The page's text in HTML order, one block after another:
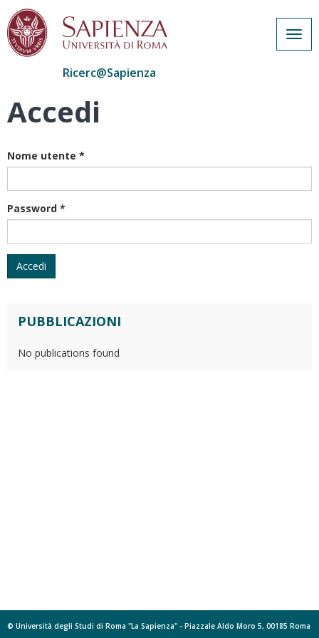
Salta
Ricerc@Sapienza
Accedi
Nome utente *
Password *
Accedi
PUBBLICAZIONI
No publications found
© Università degli Studi di Roma "La Sapienza" - Piazzale Aldo Moro 5, 00185 Roma